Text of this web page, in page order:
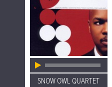
SNOW OWL QUARTET